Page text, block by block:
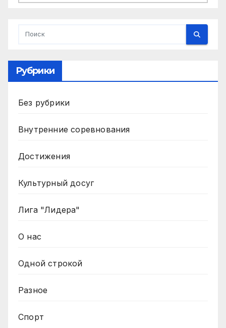
Рубрики
Без рубрики
Внутренние соревнования
Достижения
Культурный досуг
Лига "Лидера"
О нас
Одной строкой
Разное
Спорт